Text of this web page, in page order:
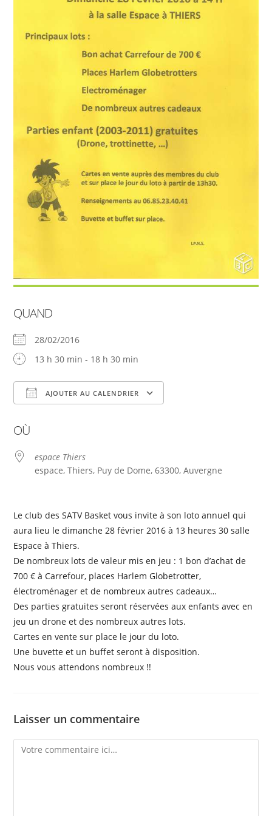
QUAND
28/02/2016
13 h 30 min - 18 h 30 min
AJOUTER AU CALENDRIER
OÙ
espace Thiers
espace, Thiers, Puy de Dome, 63300, Auvergne
Le club des SATV Basket vous invite à son loto annuel qui
aura lieu le dimanche 28 février 2016 à 13 heures 30 salle
Espace à Thiers.
De nombreux lots de valeur mis en jeu : 1 bon d’achat de
700 € à Carrefour, places Harlem Globetrotter,
électroménager et de nombreux autres cadeaux…
Des parties gratuites seront réservées aux enfants avec en
jeu un drone et des nombreux autres lots.
Cartes en vente sur place le jour du loto.
Une buvette et un buffet seront à disposition.
Nous vous attendons nombreux !!
Laisser un commentaire